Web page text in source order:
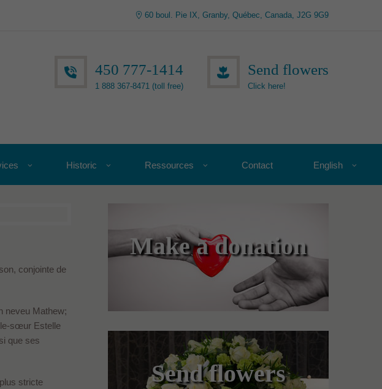
60 boul. Pie IX, Granby, Québec, Canada, J2G 9G9
450 777-1414
1 888 367-8471 (toll free)
Send flowers
Click here!
Historic Ressources Contact English
conjointe de
neveu Mathew;
sœur Estelle
que ses
stricte
Make a donation
Send flowers